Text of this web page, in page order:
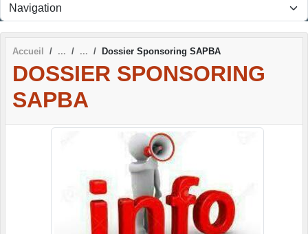
Accueil Dossier Sponsoring SAPBA
DOSSIER SPONSORING
SAPBA